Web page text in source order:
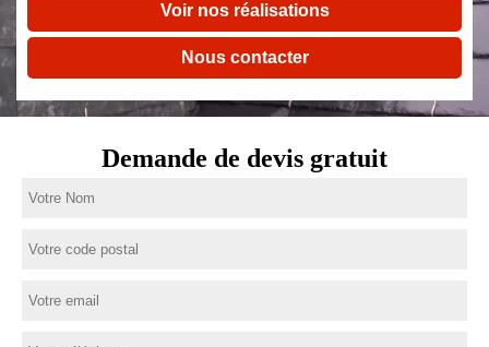
Voir nos réalisations
Nous contacter
Demande de devis gratuit